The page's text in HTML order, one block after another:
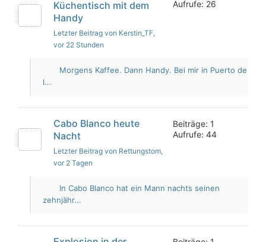
Küchentisch mit dem
Handy
Letzter Beitrag von Kerstin_TF,
vor 22 Stunden
Aufrufe: 26
Morgens Kaffee. Dann Handy. Bei mir in Puerto de
l...
Cabo Blanco heute
Nacht
Letzter Beitrag von Rettungstom,
vor 2 Tagen
Beiträge: 1
Aufrufe: 44
In Cabo Blanco hat ein Mann nachts seinen
zehnjähr...